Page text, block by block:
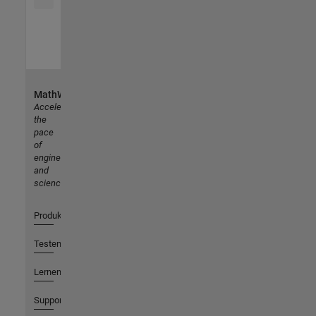
MathWorks
Accelerating
the
pace
of
engineering
and
science
Produkte
Testen oder Kaufen
Lernen
Support